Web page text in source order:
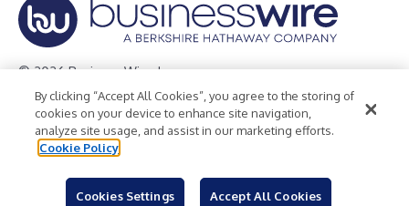
© 2026 Business Wire, Inc.
Privacy Policy Cookie Policy
Accessibility Statement
Terms of Use
Legal
By clicking “Accept All Cookies”, you agree to the storing of
cookies on your device to enhance site navigation,
analyze site usage, and assist in our marketing efforts.
Cookie Policy
Cookies Settings Accept All Cookies